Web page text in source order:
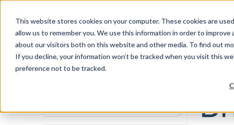
This website stores cookies on your computer. These cookies are
allow us to remember you. We use this information in order to
about our visitors both on this website and other media. To find out
If you decline, your information won’t be tracked when you visit this
preference not to be tracked.
Produkte
Drittanbieter